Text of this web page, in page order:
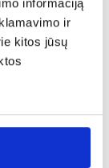
ir
kitos jūsų